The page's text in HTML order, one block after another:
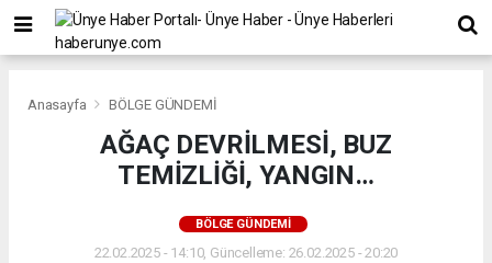
Anasayfa BÖLGE GÜNDEMİ
AĞAÇ DEVRİLMESİ, BUZ
TEMİZLİĞİ, YANGIN…
BÖLGE GÜNDEMİ
22.02.2025 - 14:10, Güncelleme: 26.02.2025 - 20:20